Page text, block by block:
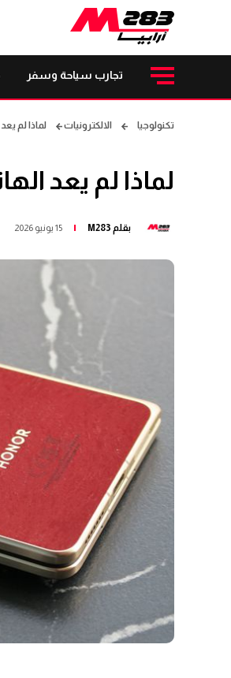
تجارب سياحة وسفر
تكنولوجيا الالكترونيات لماذا لم
لماذا لم يعد
بقلم M283 15 يونيو 2026